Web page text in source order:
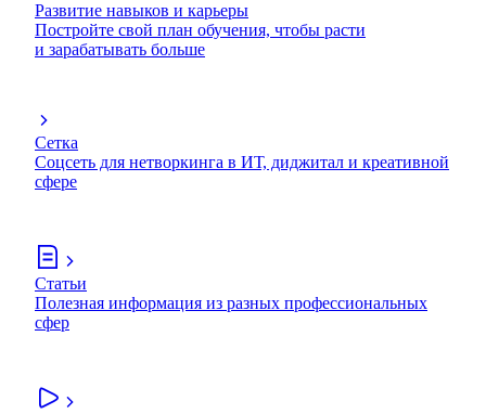
Развитие навыков и карьеры
Постройте свой план обучения, чтобы расти
и зарабатывать больше
Сетка
Соцсеть для нетворкинга в ИТ, диджитал и креативной
сфере
Статьи
Полезная информация из разных профессиональных
сфер